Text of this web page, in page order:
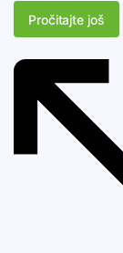
Pročitajte još